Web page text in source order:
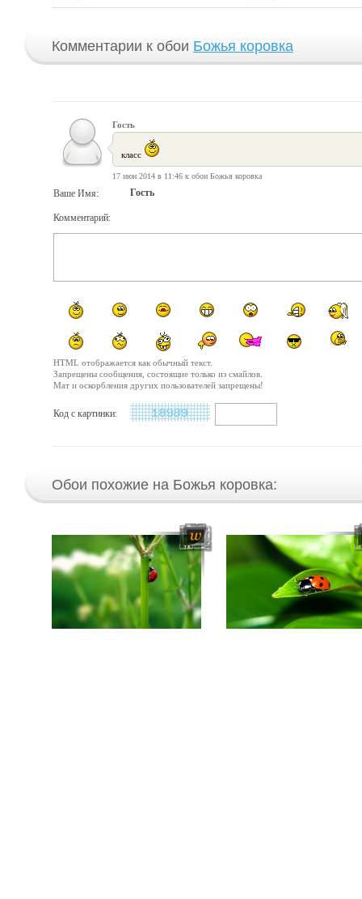
Комментарии к обои Божья коровка
Гость
класс
17 июн 2014 в 11:46 к обои Божья коровка
Ваше Имя: Гость
Комментарий:
HTML отображается как обычный текст.
Запрещены сообщения, состоящие только из смайлов.
Мат и оскорбления других пользователей запрещены!
Код с картинки:
Обои похожие на Божья коровка: